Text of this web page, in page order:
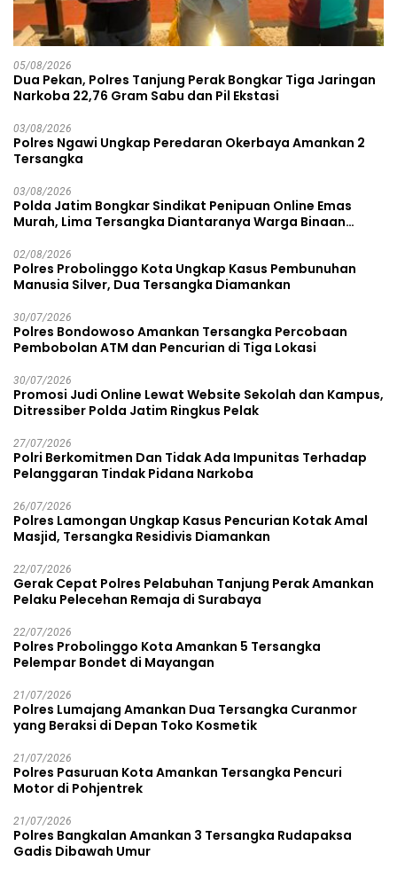
05/08/2026
Dua Pekan, Polres Tanjung Perak Bongkar Tiga Jaringan
Narkoba 22,76 Gram Sabu dan Pil Ekstasi
03/08/2026
Polres Ngawi Ungkap Peredaran Okerbaya Amankan 2
Tersangka
03/08/2026
Polda Jatim Bongkar Sindikat Penipuan Online Emas
Murah, Lima Tersangka Diantaranya Warga Binaan
02/08/2026
Polres Probolinggo Kota Ungkap Kasus Pembunuhan
Manusia Silver, Dua Tersangka Diamankan
30/07/2026
Polres Bondowoso Amankan Tersangka Percobaan
Pembobolan ATM dan Pencurian di Tiga Lokasi
30/07/2026
Promosi Judi Online Lewat Website Sekolah dan Kampus,
Ditressiber Polda Jatim Ringkus Pelak
27/07/2026
Polri Berkomitmen Dan Tidak Ada Impunitas Terhadap
Pelanggaran Tindak Pidana Narkoba
26/07/2026
Polres Lamongan Ungkap Kasus Pencurian Kotak Amal
Masjid, Tersangka Residivis Diamankan
22/07/2026
Gerak Cepat Polres Pelabuhan Tanjung Perak Amankan
Pelaku Pelecehan Remaja di Surabaya
22/07/2026
Polres Probolinggo Kota Amankan 5 Tersangka
Pelempar Bondet di Mayangan
21/07/2026
Polres Lumajang Amankan Dua Tersangka Curanmor
yang Beraksi di Depan Toko Kosmetik
21/07/2026
Polres Pasuruan Kota Amankan Tersangka Pencuri
Motor di Pohjentrek
21/07/2026
Polres Bangkalan Amankan 3 Tersangka Rudapaksa
Gadis Dibawah Umur